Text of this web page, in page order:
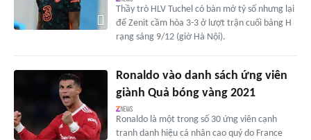
Thầy trò HLV Tuchel có bàn mở tỷ số nhưng lại
để Zenit cầm hòa 3-3 ở lượt trận cuối bảng H
rạng sáng 9/12 (giờ Hà Nội).
Ronaldo vào danh sách ứng viên
giành Quả bóng vàng 2021
Ronaldo là một trong số 30 ứng viên cạnh
tranh danh hiệu cá nhân cao quý do France